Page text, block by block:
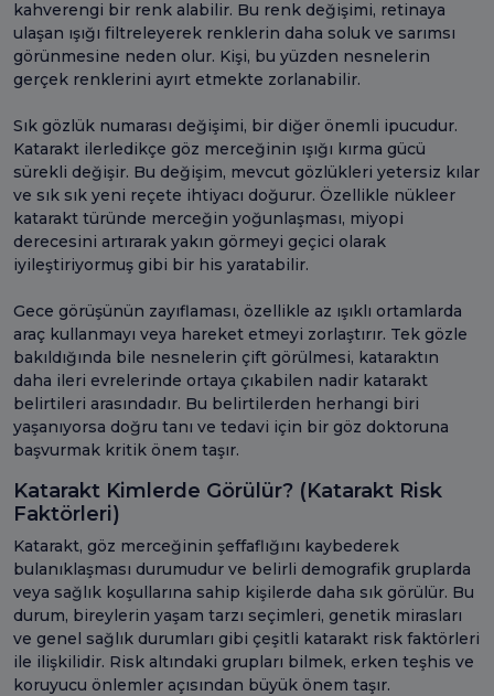
kahverengi bir renk alabilir. Bu renk değişimi, retinaya
ulaşan ışığı filtreleyerek renklerin daha soluk ve sarımsı
görünmesine neden olur. Kişi, bu yüzden nesnelerin
gerçek renklerini ayırt etmekte zorlanabilir.
Sık gözlük numarası değişimi, bir diğer önemli ipucudur.
Katarakt ilerledikçe göz merceğinin ışığı kırma gücü
sürekli değişir. Bu değişim, mevcut gözlükleri yetersiz kılar
ve sık sık yeni reçete ihtiyacı doğurur. Özellikle nükleer
katarakt türünde merceğin yoğunlaşması, miyopi
derecesini artırarak yakın görmeyi geçici olarak
iyileştiriyormuş gibi bir his yaratabilir.
Gece görüşünün zayıflaması, özellikle az ışıklı ortamlarda
araç kullanmayı veya hareket etmeyi zorlaştırır. Tek gözle
bakıldığında bile nesnelerin çift görülmesi, kataraktın
daha ileri evrelerinde ortaya çıkabilen nadir katarakt
belirtileri arasındadır. Bu belirtilerden herhangi biri
yaşanıyorsa doğru tanı ve tedavi için bir göz doktoruna
başvurmak kritik önem taşır.
Katarakt Kimlerde Görülür? (Katarakt Risk
Faktörleri)
Katarakt, göz merceğinin şeffaflığını kaybederek
bulanıklaşması durumudur ve belirli demografik gruplarda
veya sağlık koşullarına sahip kişilerde daha sık görülür. Bu
durum, bireylerin yaşam tarzı seçimleri, genetik mirasları
ve genel sağlık durumları gibi çeşitli katarakt risk faktörleri
ile ilişkilidir. Risk altındaki grupları bilmek, erken teşhis ve
koruyucu önlemler açısından büyük önem taşır.